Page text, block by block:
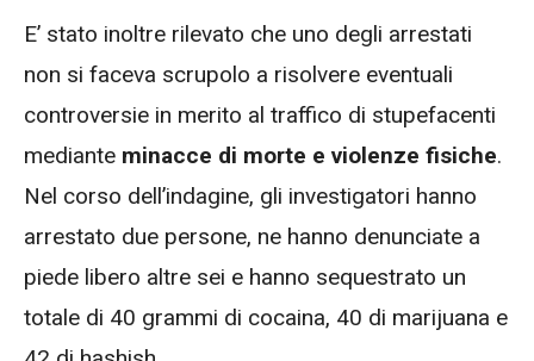
E’ stato inoltre rilevato che uno degli arrestati
non si faceva scrupolo a risolvere eventuali
controversie in merito al traffico di stupefacenti
mediante minacce di morte e violenze fisiche.
Nel corso dell’indagine, gli investigatori hanno
arrestato due persone, ne hanno denunciate a
piede libero altre sei e hanno sequestrato un
totale di 40 grammi di cocaina, 40 di marijuana e